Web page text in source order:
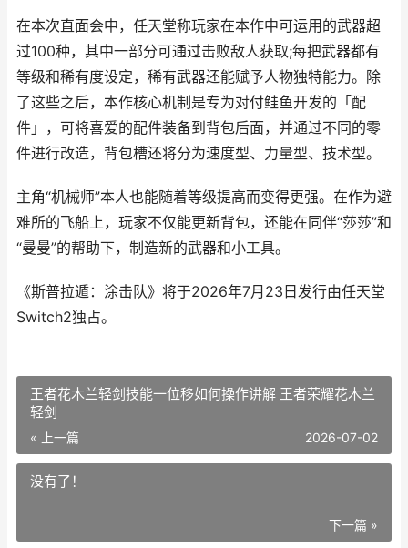
在本次直面会中，任天堂称玩家在本作中可运用的武器超
过100种，其中一部分可通过击败敌人获取;每把武器都有
等级和稀有度设定，稀有武器还能赋予人物独特能力。除
了这些之后，本作核心机制是专为对付鲑鱼开发的「配
件」，可将喜爱的配件装备到背包后面，并通过不同的零
件进行改造，背包槽还将分为速度型、力量型、技术型。
主角“机械师”本人也能随着等级提高而变得更强。在作为避
难所的飞船上，玩家不仅能更新背包，还能在同伴“莎莎”和
“曼曼”的帮助下，制造新的武器和小工具。
《斯普拉遁：涂击队》将于2026年7月23日发行由任天堂
Switch2独占。
王者花木兰轻剑技能一位移如何操作讲解 王者荣耀花木兰
轻剑
« 上一篇 2026-07-02
没有了！
下一篇 »